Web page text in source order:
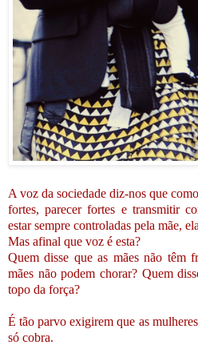
A voz da sociedade diz-nos que
fortes, parecer fortes e transmitir
estar sempre controladas pela mãe,
Mas afinal que voz é esta?
Quem disse que as mães não têm
mães não podem chorar? Quem
topo da força?
É tão parvo exigirem que as
só cobra.